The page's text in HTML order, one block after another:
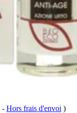
- Hors frais d'envoi )